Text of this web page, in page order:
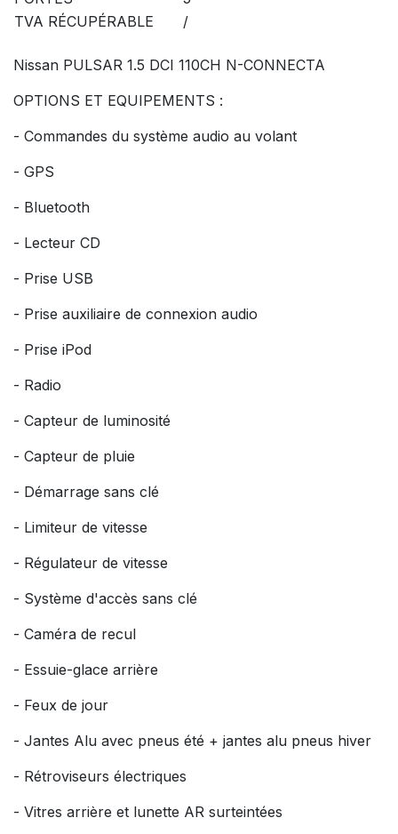
TVA RÉCUPÉRABLE
/
Nissan PULSAR 1.5 DCI 110CH N-CONNECTA
OPTIONS ET EQUIPEMENTS :
- Commandes du système audio au volant
- GPS
- Bluetooth
- Lecteur CD
- Prise USB
- Prise auxiliaire de connexion audio
- Prise iPod
- Radio
- Capteur de luminosité
- Capteur de pluie
- Démarrage sans clé
- Limiteur de vitesse
- Régulateur de vitesse
- Système d'accès sans clé
- Caméra de recul
- Essuie-glace arrière
- Feux de jour
- Jantes Alu avec pneus été + jantes alu pneus hiver
- Rétroviseurs électriques
- Vitres arrière et lunette AR surteintées